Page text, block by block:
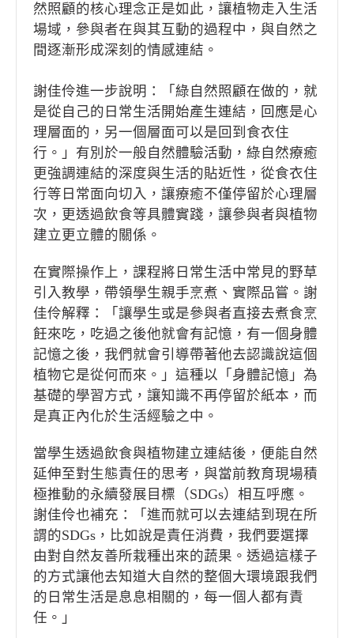
然照顧的核心理念正是如此，讓植物走入生活
場域，參與者在與其互動的過程中，與自然之
間逐漸形成深刻的情感連結。
謝佳伶進一步說明：「綠自然照顧在做的，就
是從自己的日常生活開始產生連結，回應是心
理層面的，另一個層面可以是回到食衣住
行。」有別於一般自然體驗活動，綠自然療癒
更強調連結的深度與生活的貼近性，從食衣住
行等日常面向切入，讓療癒不僅停留於心理層
次，更透過飲食等具體實踐，讓參與者與植物
建立更立體的關係。
在實際操作上，課程將日常生活中常見的野草
引入教學，帶領學生親手烹煮、實際品嘗。謝
佳伶解釋：「讓學生或是參與者直接去煮食烹
飪來吃，吃過之後他就會有記憶，有一個身體
記憶之後，我們就會引導帶著他去認識說這個
植物它是從何而來。」這種以「身體記憶」為
基礎的學習方式，讓知識不再停留於紙本，而
是真正內化於生活經驗之中。
當學生透過飲食與植物建立連結後，便能自然
延伸至對生態責任的思考，與當前教育現場積
極推動的永續發展目標（SDGs）相互呼應。
謝佳伶也補充：「進而就可以去連結到現在所
謂的SDGs，比如說是責任消費，我們要選擇
由對自然友善所栽種出來的蔬果。透過這樣子
的方式讓他去知道大自然的整個大環境跟我們
的日常生活是息息相關的，每一個人都有責
任。」